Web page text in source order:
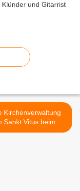
Kirchenverwaltung
Sankt Vitus beim
vorgestellt -